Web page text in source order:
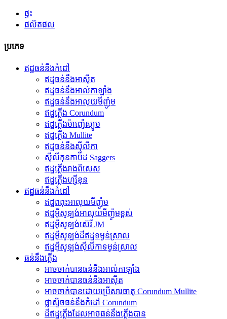
ផ្ទះ
ផលិតផល
ប្រភេទ
ឥដ្ឋធន់នឹងកំដៅ
ឥដ្ឋធន់នឹងអាស៊ីត
ឥដ្ឋធន់នឹងអាល់កាឡាំង
ឥដ្ឋធន់នឹងអាលុយមីញ៉ូម
ឥដ្ឋភ្លើង Corundum
ឥដ្ឋភ្លើងម៉ាញ៉េស្យូម
ឥដ្ឋភ្លើង Mullite
ឥដ្ឋធន់នឹងស៊ីលីកា
ស៊ីលីកុនកាប៊ីដ Saggers
ឥដ្ឋភ្លើងរាងពិសេស
ឥដ្ឋភ្លើងហ្សីខុន
ឥដ្ឋធន់នឹងកំដៅ
ឥដ្ឋពពុះអាលុយមីញ៉ូម
ឥដ្ឋអ៊ីសូឡង់អាលុយមីញ៉ូមខ្ពស់
ឥដ្ឋអ៊ីសូឡង់ស៊េរី JM
ឥដ្ឋអ៊ីសូឡង់ដីឥដ្ឋទម្ងន់ស្រាល
ឥដ្ឋអ៊ីសូឡង់ស៊ីលីកាទម្ងន់ស្រាល
ធន់នឹងភ្លើង
អាចចាក់បានធន់នឹងអាល់កាឡាំង
អាច​ចាក់​បាន​ធន់​នឹង​អាស៊ីត
អាច​ចាក់​បាន​ដោយ​ប្រើ​សារធាតុ Corundum Mullite
ផ្លាស្ទិចធន់នឹងកំដៅ Corundum
ដីឥដ្ឋភ្លើងដែលអាចធន់នឹងភ្លើងបាន